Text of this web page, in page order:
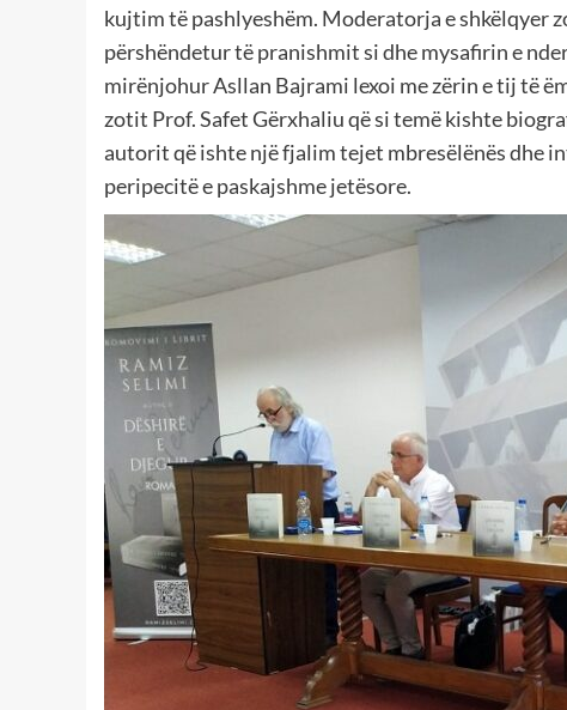
kujtim të pashlyeshëm. Moderatorja e shkëlqyer
përshëndetur të pranishmit si dhe mysafirin e
mirënjohur Asllan Bajrami lexoi me zërin e tij të
zotit Prof. Safet Gërxhaliu që si temë kishte
autorit që ishte një fjalim tejet mbresëlënës dhe
peripecitë e paskajshme jetësore.